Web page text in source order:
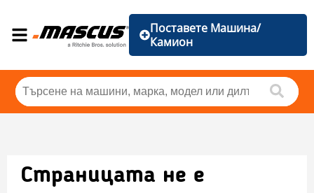
Поставете Машина/
Камион
Страницата не е